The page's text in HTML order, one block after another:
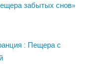
забытых снов»
: Пещера с